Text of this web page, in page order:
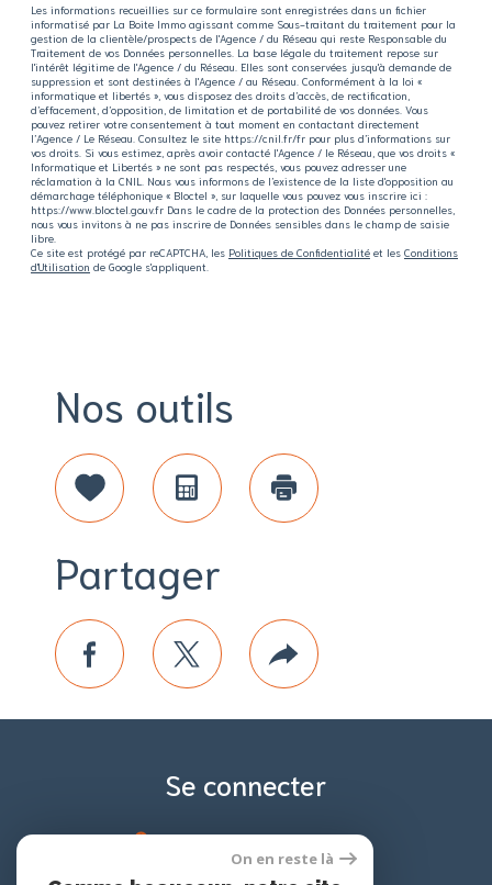
Les informations recueillies sur ce formulaire sont enregistrées dans un fichier
informatisé par La Boite Immo agissant comme Sous-traitant du traitement pour la
gestion de la clientèle/prospects de l'Agence / du Réseau qui reste Responsable du
Traitement de vos Données personnelles. La base légale du traitement repose sur
l'intérêt légitime de l'Agence / du Réseau. Elles sont conservées jusqu'à demande de
suppression et sont destinées à l'Agence / au Réseau. Conformément à la loi «
informatique et libertés », vous disposez des droits d’accès, de rectification,
d’effacement, d’opposition, de limitation et de portabilité de vos données. Vous
pouvez retirer votre consentement à tout moment en contactant directement
l’Agence / Le Réseau. Consultez le site https://cnil.fr/fr pour plus d’informations sur
vos droits. Si vous estimez, après avoir contacté l'Agence / le Réseau, que vos droits «
Informatique et Libertés » ne sont pas respectés, vous pouvez adresser une
réclamation à la CNIL. Nous vous informons de l’existence de la liste d'opposition au
démarchage téléphonique « Bloctel », sur laquelle vous pouvez vous inscrire ici :
https://www.bloctel.gouv.fr Dans le cadre de la protection des Données personnelles,
nous vous invitons à ne pas inscrire de Données sensibles dans le champ de saisie
libre.
Ce site est protégé par reCAPTCHA, les Politiques de Confidentialité et les Conditions
d'Utilisation de Google s'appliquent.
Nos outils
SélectionnerCalculatriceImprimer
Partager
facebooktwitter Plus
de
partage
Se connecter
espace propriétaire
On en reste là